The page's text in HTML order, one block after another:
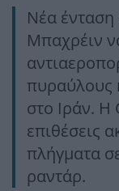
Νέα ένταση
Μπαχρέιν
πυραύλους
στο Ιράν. Η
επιθέσεις
πλήγματα
ραντάρ.